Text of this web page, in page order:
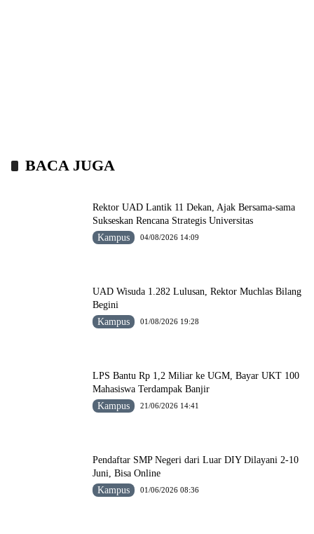
BACA JUGA
Rektor UAD Lantik 11 Dekan, Ajak Bersama-sama
Sukseskan Rencana Strategis Universitas
Kampus
04/08/2026 14:09
UAD Wisuda 1.282 Lulusan, Rektor Muchlas Bilang
Begini
Kampus
01/08/2026 19:28
LPS Bantu Rp 1,2 Miliar ke UGM, Bayar UKT 100
Mahasiswa Terdampak Banjir
Kampus
21/06/2026 14:41
Pendaftar SMP Negeri dari Luar DIY Dilayani 2-10
Juni, Bisa Online
Kampus
01/06/2026 08:36